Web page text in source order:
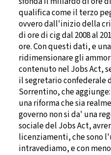
qualifica come il terzo
ovvero dall'inizio della
di ore di cig dal 2008 al
ore. Con questi dati, e
ridimensionare gli
contenuto nel Jobs Act,
il segretario confederale
Sorrentino, che
una riforma che sia
governo non si da' una
sociale del Jobs Act,
licenziamenti, che sono
intravediamo, e con